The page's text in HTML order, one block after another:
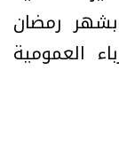
رمضان
العمومية